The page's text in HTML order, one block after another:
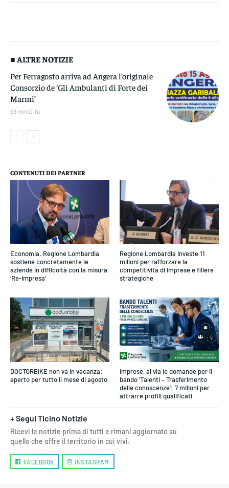
■ ALTRE NOTIZIE
Per Ferragosto arriva ad Angera l’originale
Consorzio de ‘Gli Ambulanti di Forte dei
Marmi’
59 minuti fa
CONTENUTI DEI PARTNER
Economia. Regione Lombardia
sostiene concretamente le
aziende in difficoltà con la misura
‘Re-Impresa’
DOCTORBIKE non va in vacanza:
aperto per tutto il mese di agosto
Regione Lombardia investe 11
milioni per rafforzare la
competitività di imprese e filiere
strategiche
Imprese, al via le domande per il
bando ‘Talenti – Trasferimento
delle conoscenze’: 7 milioni per
attrarre profili qualificati
+ Segui Ticino Notizie
Ricevi le notizie prima di tutti e rimani aggiornato su
quello che offre il territorio in cui vivi.
FACEBOOK INSTAGRAM